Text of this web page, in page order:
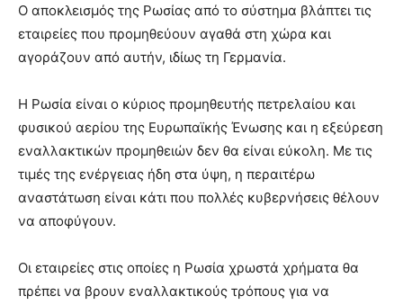
Ο αποκλεισμός της Ρωσίας από το σύστημα βλάπτει τις
εταιρείες που προμηθεύουν αγαθά στη χώρα και
αγοράζουν από αυτήν, ιδίως τη Γερμανία.
Η Ρωσία είναι ο κύριος προμηθευτής πετρελαίου και
φυσικού αερίου της Ευρωπαϊκής Ένωσης και η εξεύρεση
εναλλακτικών προμηθειών δεν θα είναι εύκολη. Με τις
τιμές της ενέργειας ήδη στα ύψη, η περαιτέρω
αναστάτωση είναι κάτι που πολλές κυβερνήσεις θέλουν
να αποφύγουν.
Οι εταιρείες στις οποίες η Ρωσία χρωστά χρήματα θα
πρέπει να βρουν εναλλακτικούς τρόπους για να